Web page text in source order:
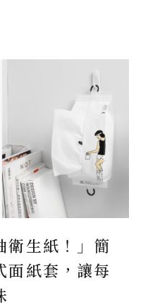
衛生紙！」簡
面紙套，讓每